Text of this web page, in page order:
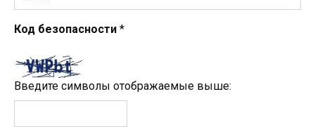
*
Код безопасности *
Введите символы отображаемые выше: